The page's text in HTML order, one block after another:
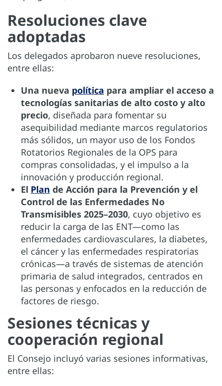
Resoluciones clave
adoptadas
Los delegados aprobaron nueve resoluciones,
entre ellas:
Una nueva política para ampliar el acceso a
tecnologías sanitarias de alto costo y alto
precio, diseñada para fomentar su
asequibilidad mediante marcos regulatorios
más sólidos, un mayor uso de los Fondos
Rotatorios Regionales de la OPS para
compras consolidadas, y el impulso a la
innovación y producción regional.
El Plan de Acción para la Prevención y el
Control de las Enfermedades No
Transmisibles 2025–2030, cuyo objetivo es
reducir la carga de las ENT—como las
enfermedades cardiovasculares, la diabetes,
el cáncer y las enfermedades respiratorias
crónicas—a través de sistemas de atención
primaria de salud integrados, centrados en
las personas y enfocados en la reducción de
factores de riesgo.
Sesiones técnicas y
cooperación regional
El Consejo incluyó varias sesiones informativas,
entre ellas: